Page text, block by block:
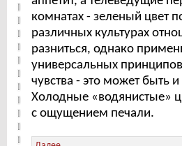
комнатах - зеленый цвет
различных культурах
разниться, однако
универсальных
чувства - это может быть
Холодные «водянистые»
с ощущением печали.